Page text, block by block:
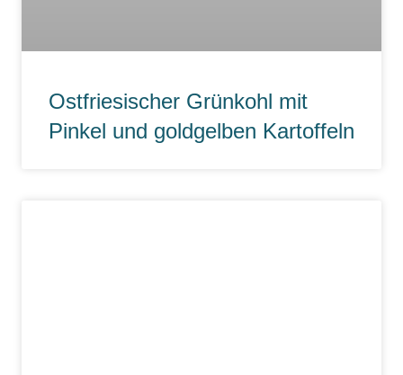
Ostfriesischer Grünkohl mit
Pinkel und goldgelben Kartoffeln